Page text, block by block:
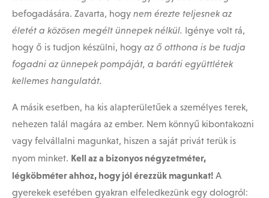
befogadására. Zavarta, hogy nem érezte teljesnek az
életét a közösen megélt ünnepek nélkül. Igénye volt rá,
hogy ő is tudjon készülni, hogy az ő otthona is be tudja
fogadni az ünnepek pompáját, a baráti együttlétek
kellemes hangulatát.
A másik esetben, ha kis alapterületűek a személyes terek,
nehezen talál magára az ember. Nem könnyű kibontakozni
vagy felvállalni magunkat, hiszen a saját privát terük is
nyom minket. Kell az a bizonyos négyzetméter,
légköbméter ahhoz, hogy jól érezzük magunkat! A
gyerekek esetében gyakran elfeledkezünk egy dologról: